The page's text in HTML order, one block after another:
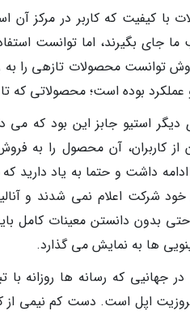
کیفیت که کاربر در مرکز آن
جای بگیرند، اما توانست
توانست محصولات تازهی را
عملکرد بوده است؛ محصولاتی که تا
دیگر استیو جابز این بود که
کاربران، آن محصول را به
داشت و حتما به یاد دارید
شرکت اعلام نمی شدند و
بدون دانستن معینات کامل
ها به نمایش می گذارد.
جهانیی که رسانه ها روزانه
اپل است. دست کم نیمی از